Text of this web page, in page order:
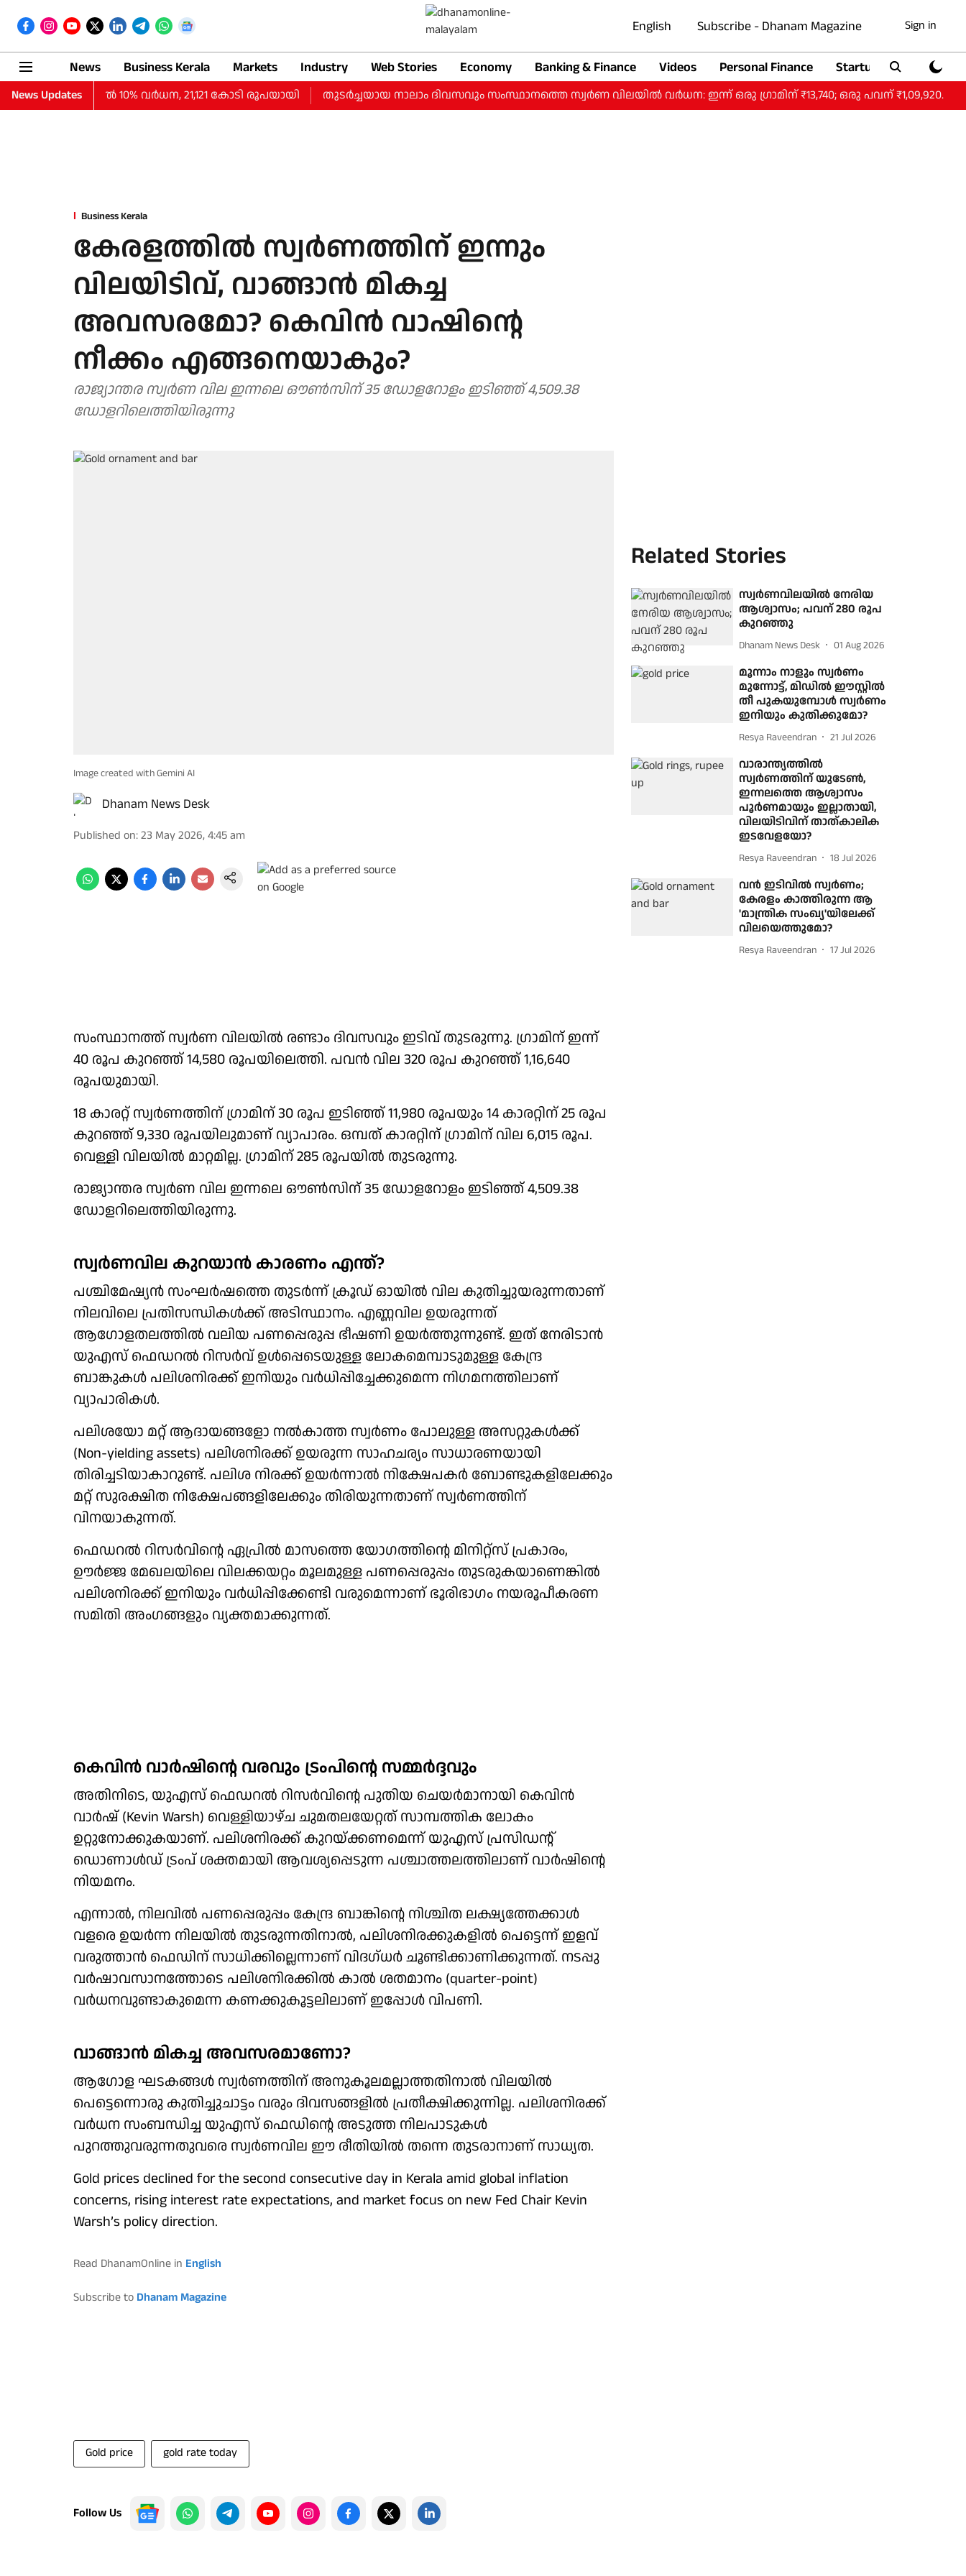
English Subscribe - Dhanam Magazine Sign in
News Business Kerala Markets Industry Web Stories Economy Banking & Finance Videos Personal Finance Startup
News Updates10% വര്‍ധന, 21,121 കോടി രൂപയായി തുടർച്ചയായ നാലാം ദിവസവും സംസ്ഥാനത്തെ സ്വർണ വിലയിൽ വർധന: ഇന്ന് ഒരു ​ഗ്രാമിന് ₹13,740; ഒരു പവന് ₹1,09,920.
Business Kerala
കേരളത്തില്‍ സ്വര്‍ണത്തിന് ഇന്നും
വിലയിടിവ്, വാങ്ങാന്‍ മികച്ച
അവസരമോ? കെവിന്‍ വാഷിന്റെ
നീക്കം എങ്ങനെയാകും?
രാജ്യാന്തര സ്വര്‍ണ വില ഇന്നലെ ഔണ്‍സിന് 35 ഡോളറോളം ഇടിഞ്ഞ് 4,509.38
ഡോളറിലെത്തിയിരുന്നു
Image created with Gemini AI
Dhanam News Desk
Published on:23 May 2026, 4:45 am
സംസ്ഥാനത്ത് സ്വര്‍ണ വിലയില്‍ രണ്ടാം ദിവസവും ഇടിവ് തുടരുന്നു. ഗ്രാമിന് ഇന്ന്
40 രൂപ കുറഞ്ഞ് 14,580 രൂപയിലെത്തി. പവന്‍ വില 320 രൂപ കുറഞ്ഞ് 1,16,640
രൂപയുമായി.
18 കാരറ്റ് സ്വര്‍ണത്തിന് ഗ്രാമിന് 30 രൂപ ഇടിഞ്ഞ് 11,980 രൂപയും 14 കാരറ്റിന് 25 രൂപ
കുറഞ്ഞ് 9,330 രൂപയിലുമാണ് വ്യാപാരം. ഒമ്പത് കാരറ്റിന് ഗ്രാമിന് വില 6,015 രൂപ.
വെള്ളി വിലയില്‍ മാറ്റമില്ല. ഗ്രാമിന് 285 രൂപയില്‍ തുടരുന്നു.
രാജ്യാന്തര സ്വര്‍ണ വില ഇന്നലെ ഔണ്‍സിന് 35 ഡോളറോളം ഇടിഞ്ഞ് 4,509.38
ഡോളറിലെത്തിയിരുന്നു.
സ്വർണവില കുറയാൻ കാരണം എന്ത്?
പശ്ചിമേഷ്യൻ സംഘർഷത്തെ തുടർന്ന് ക്രൂഡ് ഓയിൽ വില കുതിച്ചുയരുന്നതാണ്
നിലവിലെ പ്രതിസന്ധികൾക്ക് അടിസ്ഥാനം. എണ്ണവില ഉയരുന്നത്
ആഗോളതലത്തിൽ വലിയ പണപ്പെരുപ്പ ഭീഷണി ഉയർത്തുന്നുണ്ട്. ഇത് നേരിടാൻ
യുഎസ് ഫെഡറൽ റിസർവ് ഉൾപ്പെടെയുള്ള ലോകമെമ്പാടുമുള്ള കേന്ദ്ര
ബാങ്കുകൾ പലിശനിരക്ക് ഇനിയും വർധിപ്പിച്ചേക്കുമെന്ന നിഗമനത്തിലാണ്
വ്യാപാരികൾ.
പലിശയോ മറ്റ് ആദായങ്ങളോ നൽകാത്ത സ്വർണം പോലുള്ള അസറ്റുകൾക്ക്
(Non-yielding assets) പലിശനിരക്ക് ഉയരുന്ന സാഹചര്യം സാധാരണയായി
തിരിച്ചടിയാകാറുണ്ട്. പലിശ നിരക്ക് ഉയർന്നാൽ നിക്ഷേപകർ ബോണ്ടുകളിലേക്കും
മറ്റ് സുരക്ഷിത നിക്ഷേപങ്ങളിലേക്കും തിരിയുന്നതാണ് സ്വർണത്തിന്
വിനയാകുന്നത്.
ഫെഡറൽ റിസർവിന്റെ ഏപ്രിൽ മാസത്തെ യോഗത്തിന്റെ മിനിറ്റ്സ് പ്രകാരം,
ഊർജ്ജ മേഖലയിലെ വിലക്കയറ്റം മൂലമുള്ള പണപ്പെരുപ്പം തുടരുകയാണെങ്കിൽ
പലിശനിരക്ക് ഇനിയും വർധിപ്പിക്കേണ്ടി വരുമെന്നാണ് ഭൂരിഭാഗം നയരൂപീകരണ
സമിതി അംഗങ്ങളും വ്യക്തമാക്കുന്നത്.
കെവിൻ വാർഷിന്റെ വരവും ട്രംപിന്റെ സമ്മർദ്ദവും
അതിനിടെ, യുഎസ് ഫെഡറൽ റിസർവിന്റെ പുതിയ ചെയർമാനായി കെവിൻ
വാർഷ് (Kevin Warsh) വെള്ളിയാഴ്ച ചുമതലയേറ്റത് സാമ്പത്തിക ലോകം
ഉറ്റുനോക്കുകയാണ്. പലിശനിരക്ക് കുറയ്ക്കണമെന്ന് യുഎസ് പ്രസിഡന്റ്
ഡൊണാൾഡ് ട്രംപ് ശക്തമായി ആവശ്യപ്പെടുന്ന പശ്ചാത്തലത്തിലാണ് വാർഷിന്റെ
നിയമനം.
എന്നാൽ, നിലവിൽ പണപ്പെരുപ്പം കേന്ദ്ര ബാങ്കിന്റെ നിശ്ചിത ലക്ഷ്യത്തേക്കാൾ
വളരെ ഉയർന്ന നിലയിൽ തുടരുന്നതിനാൽ, പലിശനിരക്കുകളിൽ പെട്ടെന്ന് ഇളവ്
വരുത്താൻ ഫെഡിന് സാധിക്കില്ലെന്നാണ് വിദഗ്ധർ ചൂണ്ടിക്കാണിക്കുന്നത്. നടപ്പു
വർഷാവസാനത്തോടെ പലിശനിരക്കിൽ കാൽ ശതമാനം (quarter-point)
വർധനവുണ്ടാകുമെന്ന കണക്കുകൂട്ടലിലാണ് ഇപ്പോൾ വിപണി.
വാങ്ങാൻ മികച്ച അവസരമാണോ?
ആഗോള ഘടകങ്ങൾ സ്വർണത്തിന് അനുകൂലമല്ലാത്തതിനാൽ വിലയിൽ
പെട്ടെന്നൊരു കുതിച്ചുചാട്ടം വരും ദിവസങ്ങളിൽ പ്രതീക്ഷിക്കുന്നില്ല. പലിശനിരക്ക്
വർധന സംബന്ധിച്ച യുഎസ് ഫെഡിന്റെ അടുത്ത നിലപാടുകൾ
പുറത്തുവരുന്നതുവരെ സ്വർണവില ഈ രീതിയിൽ തന്നെ തുടരാനാണ് സാധ്യത.
Gold prices declined for the second consecutive day in Kerala amid global inflation
concerns, rising interest rate expectations, and market focus on new Fed Chair Kevin
Warsh’s policy direction.
Read DhanamOnline in English
Subscribe to Dhanam Magazine
Gold price gold rate today
Follow Us
Related Stories
സ്വര്‍ണവിലയില്‍ നേരിയ
ആശ്വാസം; പവന് 280 രൂപ
കുറഞ്ഞു
Dhanam News Desk 01 Aug 2026
മൂന്നാം നാളും സ്വര്‍ണം
മുന്നോട്ട്, മിഡിൽ ഈസ്റ്റിൽ
തീ പുകയുമ്പോൾ സ്വർണം
ഇനിയും കുതിക്കുമോ?
Resya Raveendran 21 Jul 2026
വാരാന്ത്യത്തില്‍
സ്വര്‍ണത്തിന് യുടേണ്‍,
ഇന്നലത്തെ ആശ്വാസം
പൂര്‍ണമായും ഇല്ലാതായി,
വിലയിടിവിന് താത്കാലിക
ഇടവേളയോ?
Resya Raveendran 18 Jul 2026
വന്‍ ഇടിവില്‍ സ്വര്‍ണം;
കേരളം കാത്തിരുന്ന ആ
'മാന്ത്രിക സംഖ്യ'യിലേക്ക്
വിലയെത്തുമോ?
Resya Raveendran 17 Jul 2026